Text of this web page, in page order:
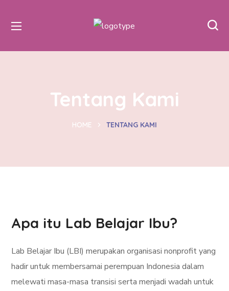
Tentang Kami
HOME TENTANG KAMI
Apa itu Lab Belajar Ibu?
Lab Belajar Ibu (LBI) merupakan organisasi nonprofit yang
hadir untuk membersamai perempuan Indonesia dalam
melewati masa-masa transisi serta menjadi wadah untuk